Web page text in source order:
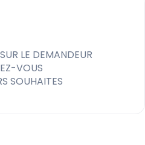
LE DEMANDEUR
VOUS
SOUHAITES